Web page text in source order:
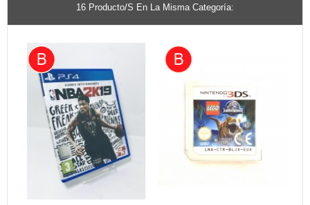
16 Producto/s En La Misma Categoría: